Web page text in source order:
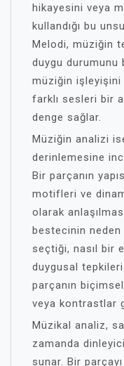
hikayesini veya
kullandığı bu
Melodi, müziğin
duygu durumunu
müziğin işleyişini
farklı sesleri bir
denge sağlar.
Müziğin analizi
derinlemesine
Bir parçanın
motifleri ve
olarak
bestecinin
seçtiği, nasıl bir
duygusal tepkileri
parçanın
veya kontrastlar
Müzikal analiz,
zamanda
sunar. Bir